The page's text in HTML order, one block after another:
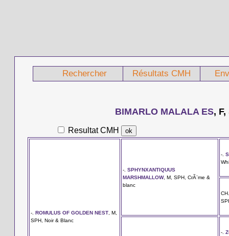
Rechercher Résultats CMH
BIMARLO MALALA ES, F,
Resultat CMH
-. ROMULUS OF GOLDEN NEST , M,
SPH, Noir & Blanc
-. SPHYNXANTIQUUS
MARSHMALLOW, M, SPH, CrÃ¨me &
blanc
-.
-.